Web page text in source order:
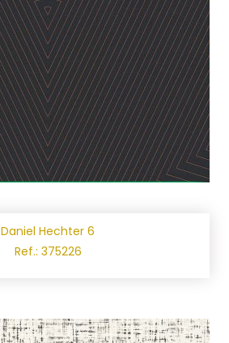
Daniel Hechter 6
Ref.: 375226